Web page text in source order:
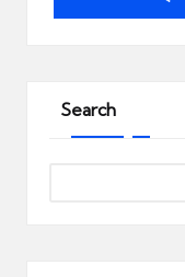
Search